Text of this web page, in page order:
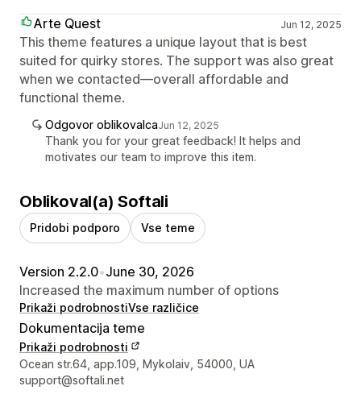
Arte Quest
Jun 12, 2025
This theme features a unique layout that is best
suited for quirky stores. The support was also great
when we contacted—overall affordable and
functional theme.
Odgovor oblikovalcaJun 12, 2025
Thank you for your great feedback! It helps and
motivates our team to improve this item.
Oblikoval(a) Softali
Pridobi podporo Vse teme
Version 2.2.0•June 30, 2026
Increased the maximum number of options
Prikaži podrobnostiVse različice
Dokumentacija teme
Prikaži podrobnosti
Podatki za stik z oblikovalcem
Ocean str.64, app.109, Mykolaiv, 54000, UA
support@softali.net